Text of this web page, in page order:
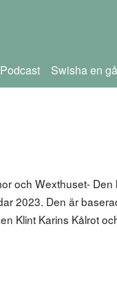
Podcast Swisha en
och Wexthuset- Den
2023. Den är
Klint Karins Kålrot